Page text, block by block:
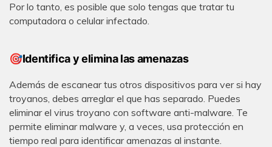
Por lo tanto, es posible que solo tengas que tratar tu
computadora o celular infectado.
🎯Identifica y elimina las amenazas
Además de escanear tus otros dispositivos para ver si hay
troyanos, debes arreglar el que has separado. Puedes
eliminar el virus troyano con software anti-malware. Te
permite eliminar malware y, a veces, usa protección en
tiempo real para identificar amenazas al instante.